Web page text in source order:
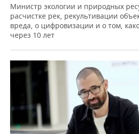
Министр экологии и природных
расчистке рек, рекультивации
вреда, о цифровизации и о том,
через 10 лет